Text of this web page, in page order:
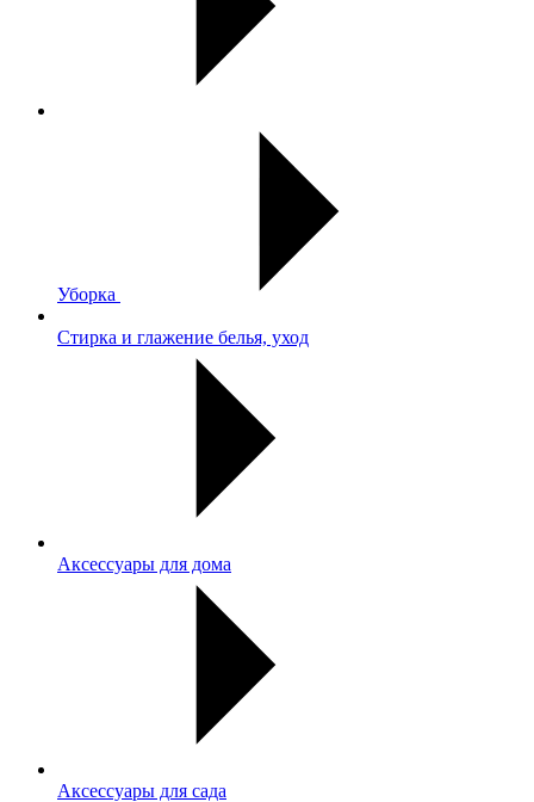
Уборка
Стирка и глажение белья, уход
Аксессуары для дома
Аксессуары для сада